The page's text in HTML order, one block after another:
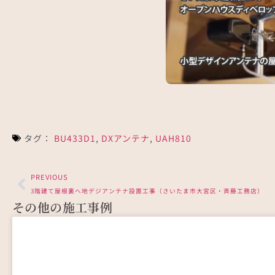
タグ： BU433D1 , DXアンテナ, UAH810
PREVIOUS
3階建て屋根裏へ地デジアンテナ設置工事（さいたま市大宮区・斉藤工務店）
その他の施工事例